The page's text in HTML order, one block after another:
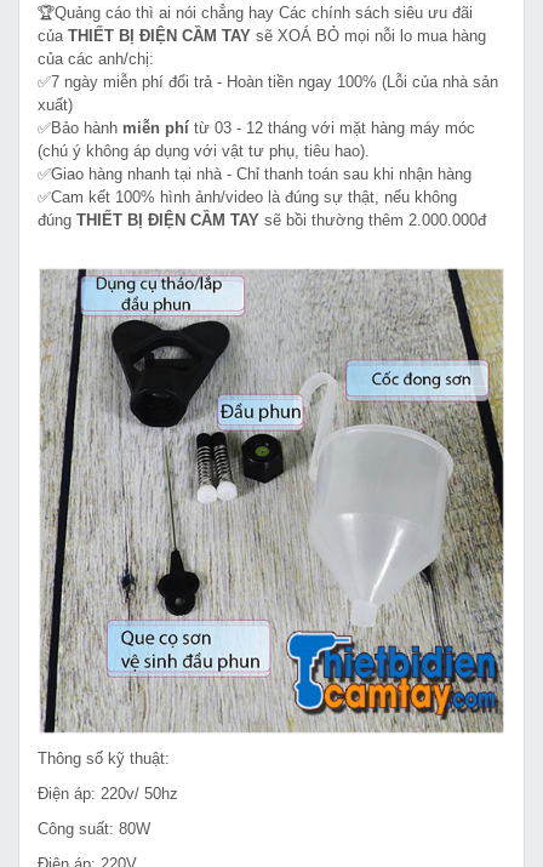
🏆Quảng cáo thì ai nói chẳng hay Các chính sách siêu ưu đãi
của THIẾT BỊ ĐIỆN CẦM TAY sẽ XOÁ BỎ mọi nỗi lo mua hàng
của các anh/chị:
✅7 ngày miễn phí đổi trả - Hoàn tiền ngay 100% (Lỗi của nhà sản
xuất)
✅Bảo hành miễn phí từ 03 - 12 tháng với mặt hàng máy móc
(chú ý không áp dụng với vật tư phụ, tiêu hao).
✅Giao hàng nhanh tại nhà - Chỉ thanh toán sau khi nhận hàng
✅Cam kết 100% hình ảnh/video là đúng sự thật, nếu không
đúng THIẾT BỊ ĐIỆN CẦM TAY sẽ bồi thường thêm 2.000.000đ
Thông số kỹ thuật:
Điện áp: 220v/ 50hz
Công suất: 80W